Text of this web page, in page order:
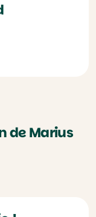
de Marius